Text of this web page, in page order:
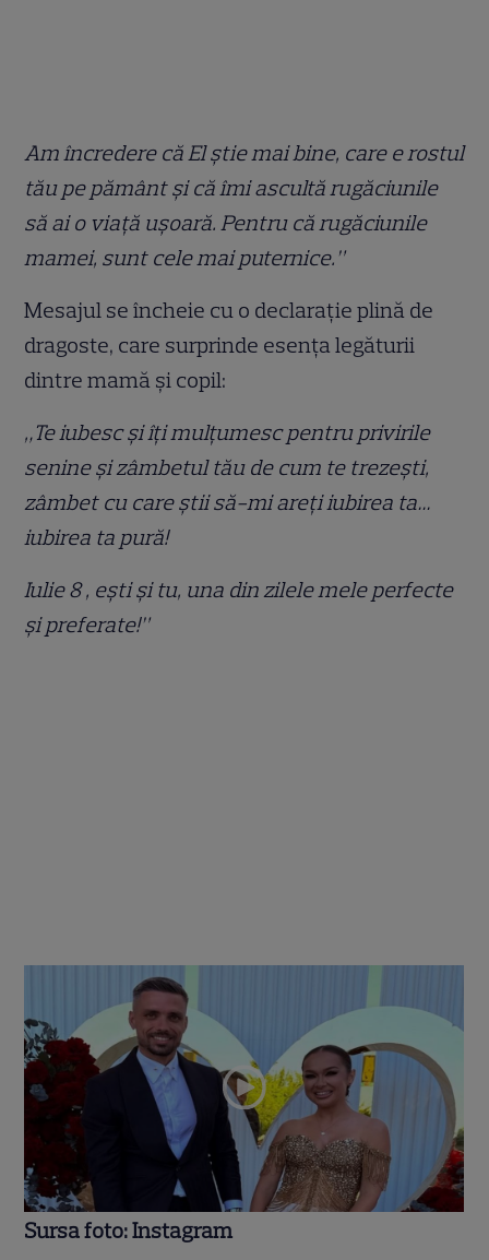
Am încredere că El știe mai bine, care e rostul
tău pe pământ și că îmi ascultă rugăciunile
să ai o viață ușoară. Pentru că rugăciunile
mamei, sunt cele mai puternice.”
Mesajul se încheie cu o declarație plină de
dragoste, care surprinde esența legăturii
dintre mamă și copil:
„Te iubesc și îți mulțumesc pentru privirile
senine și zâmbetul tău de cum te trezești,
zâmbet cu care știi să-mi areți iubirea ta…
iubirea ta pură!
Iulie 8 , ești și tu, una din zilele mele perfecte
și preferate!”
Sursa foto: Instagram